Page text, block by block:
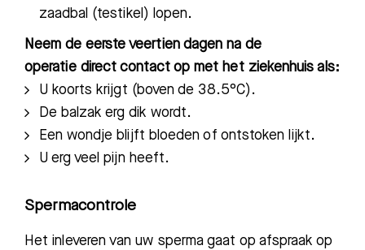
zaadbal (testikel) lopen.
Neem de eerste veertien dagen na de
operatie direct contact op met het ziekenhuis als:
U koorts krijgt (boven de 38.5°C).
De balzak erg dik wordt.
Een wondje blijft bloeden of ontstoken lijkt.
U erg veel pijn heeft.
Spermacontrole
Het inleveren van uw sperma gaat op afspraak op